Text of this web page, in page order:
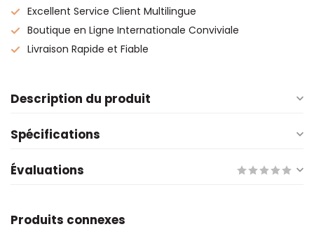
Excellent Service Client Multilingue
Boutique en Ligne Internationale Conviviale
Livraison Rapide et Fiable
Description du produit
Spécifications
Évaluations
Produits connexes